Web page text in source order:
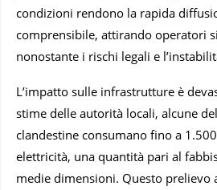
condizioni rendono la rapida
comprensibile, attirando operatori
nonostante i rischi legali e
L’impatto sulle infrastrutture è
stime delle autorità locali, alcune
clandestine consumano fino a
elettricità, una quantità pari al
medie dimensioni. Questo prelievo